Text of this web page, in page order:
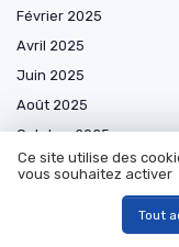
Février 2025
Avril 2025
Juin 2025
Août 2025
Octobre 2025
Décembre 2025
Ce site utilise des
vous souhaitez activer
Tout